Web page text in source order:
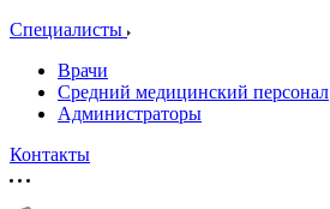
Специалисты
Врачи
Средний медицинский персонал
Администраторы
Контакты